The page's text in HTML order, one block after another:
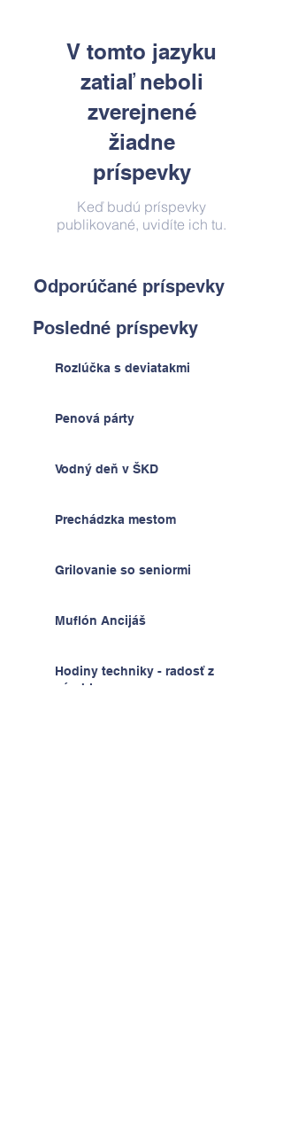
V tomto jazyku
zatiaľ neboli
zverejnené
žiadne
príspevky
Keď budú príspevky
publikované, uvidíte ich tu.
Odporúčané príspevky
Posledné príspevky
Rozlúčka s deviatakmi
Penová párty
Vodný deň v ŠKD
Prechádzka mestom
Grilovanie so seniormi
Muflón Ancijáš
Hodiny techniky - radosť z
výrobkov